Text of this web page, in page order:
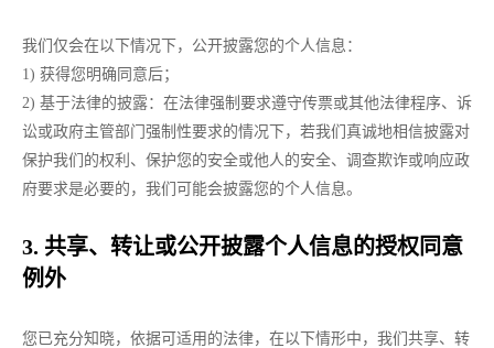
我们仅会在以下情况下，公开披露您的个人信息：
1) 获得您明确同意后；
2) 基于法律的披露：在法律强制要求遵守传票或其他法律程序、诉
讼或政府主管部门强制性要求的情况下，若我们真诚地相信披露对
保护我们的权利、保护您的安全或他人的安全、调查欺诈或响应政
府要求是必要的，我们可能会披露您的个人信息。
3. 共享、转让或公开披露个人信息的授权同意
例外
您已充分知晓，依据可适用的法律，在以下情形中，我们共享、转